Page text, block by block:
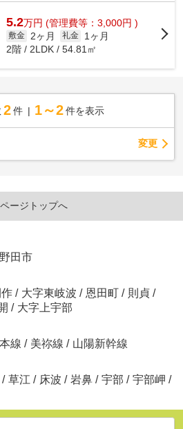
アクセント...
5.2万円 (管理費等：3,000円 )
敷金 2ヶ月 礼金
1ヶ月
2階 / 2LDK / 54.81㎡
2 件 1～2 件を表示
変更
ページトップへ
田市
/ 大字東岐波 / 恩田町 / 則貞 /
/ 大字上宇部
線 / 美祢線 / 山陽新幹線
/ 草江 / 床波 / 岩鼻 / 宇部 / 宇部岬 /